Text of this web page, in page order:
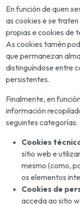
En función de quen
as cookies e se
propias e cookies de
As cookies tamén
que permanezan
distinguíndose entre
persistentes.
Finalmente, en
información
seguintes categorías:
Cookies
sitio web e
mesmo (como,
os elementos
Cookies de
acceda ao sitio